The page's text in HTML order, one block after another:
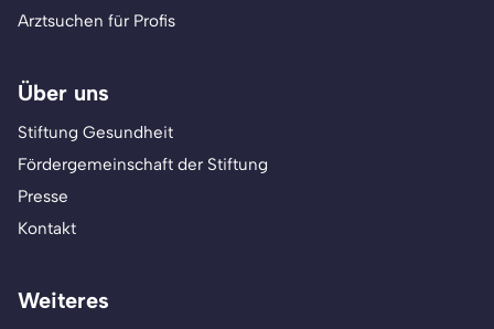
Arztsuchen für Profis
Über uns
Stiftung Gesundheit
Fördergemeinschaft der Stiftung
Presse
Kontakt
Weiteres